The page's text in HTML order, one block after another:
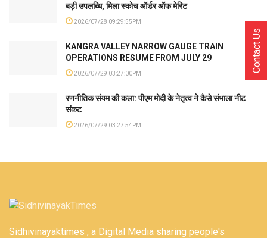
बड़ी उपलब्धि, मिला स्कोच ऑर्डर ऑफ मेरिट
2026/07/28 09:29:55PM
KANGRA VALLEY NARROW GAUGE TRAIN
OPERATIONS RESUME FROM JULY 29
2026/07/29 03:27:00PM
रणनीतिक संयम की कला: पीएम मोदी के नेतृत्व ने कैसे संभाला नीट
संकट
2026/07/29 03:27:54PM
Sidhivinayaktimes , a Digital Media sharing people's
Contact Us